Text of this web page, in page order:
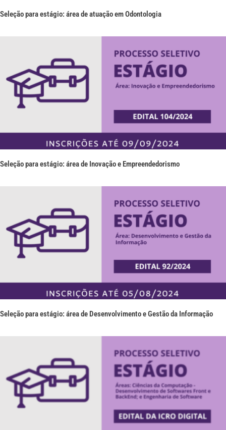
Seleção para estágio: área de atuação em Odontologia
Seleção para estágio: área de Inovação e Empreendedorismo
Seleção para estágio: área de Desenvolvimento e Gestão da Informação